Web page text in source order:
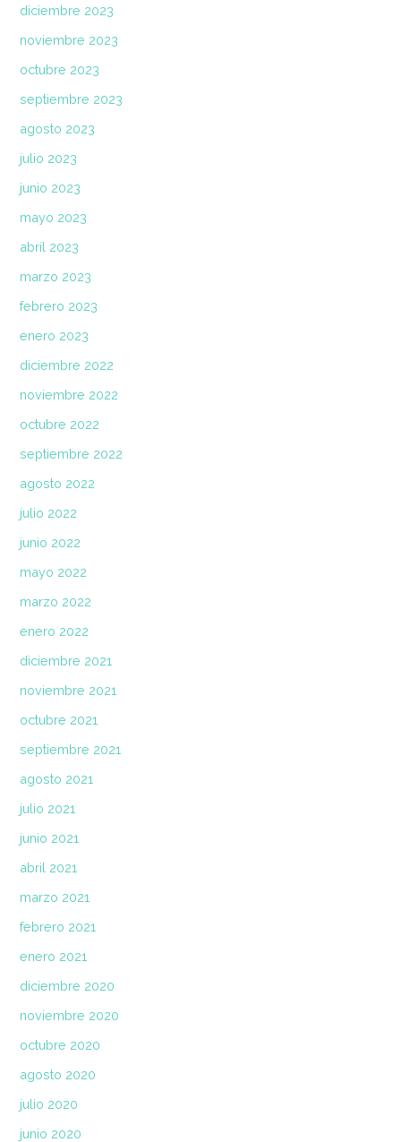
diciembre 2023
noviembre 2023
octubre 2023
septiembre 2023
agosto 2023
julio 2023
junio 2023
mayo 2023
abril 2023
marzo 2023
febrero 2023
enero 2023
diciembre 2022
noviembre 2022
octubre 2022
septiembre 2022
agosto 2022
julio 2022
junio 2022
mayo 2022
marzo 2022
enero 2022
diciembre 2021
noviembre 2021
octubre 2021
septiembre 2021
agosto 2021
julio 2021
junio 2021
abril 2021
marzo 2021
febrero 2021
enero 2021
diciembre 2020
noviembre 2020
octubre 2020
agosto 2020
julio 2020
junio 2020